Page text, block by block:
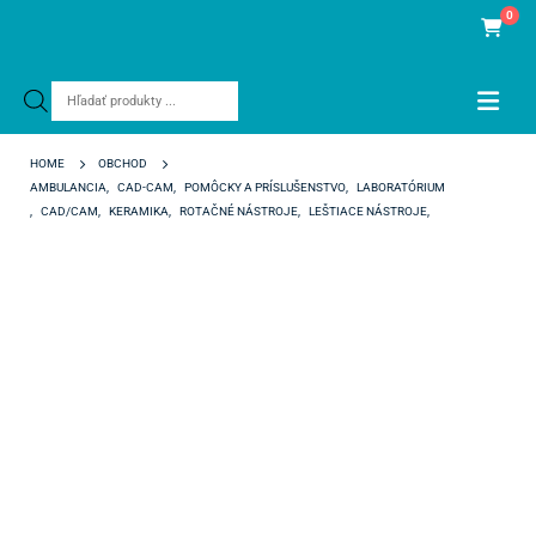
Products
0
HOME
OBCHOD
AMBULANCIA
CAD-CAM POMÔCKY A PRÍSLUŠENSTVO
LABORATÓRIUM
CAD/CAM KERAMIKA ROTAČNÉ NÁSTROJE LEŠTIACE NÁSTROJE